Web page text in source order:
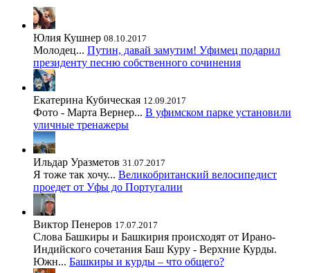
Юлия Кушнер 08.10.2017
Молодец... Путин, давай замутим! Уфимец подарил
президенту песню собственного сочинения
Екатерина Кубическая 12.09.2017
Фото - Марта Вернер... В уфимском парке установили
уличные тренажеры
Ильдар Уразметов 31.07.2017
Я тоже так хочу... Великобританский велосипедист
проедет от Уфы до Португалии
Виктор Пенеров 17.07.2017
Слова Башкиры и Башкирия происходят от Ирано-
Индийского сочетания Баш Куру - Верхние Курды.
Южн... Башкиры и курды – что общего?